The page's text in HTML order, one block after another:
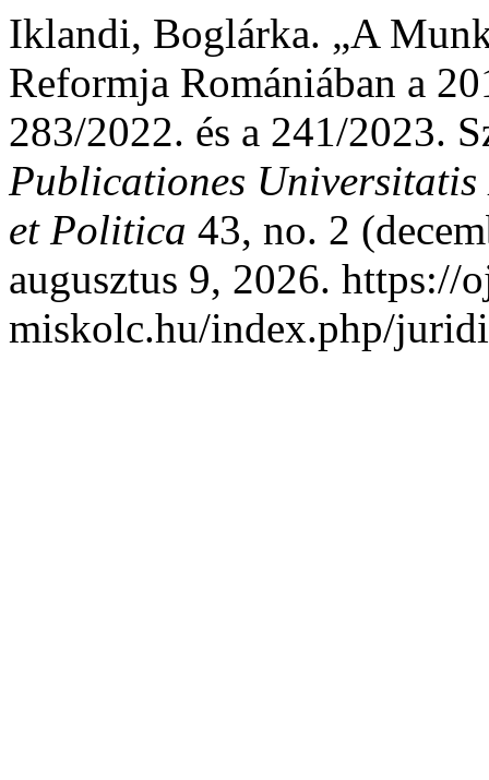
Iklandi, Boglárka. „A
Reformja Romániában a
283/2022. és a 241/2023.
Publicationes
et Politica 43, no. 2
augusztus 9, 2026. https://
miskolc.hu/index.php/